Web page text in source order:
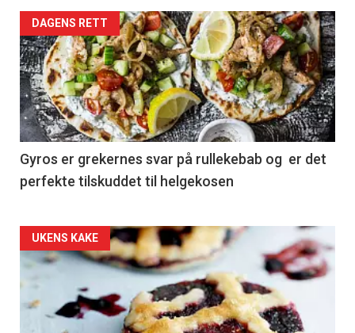
DAGENS RETT
Gyros er grekernes svar på rullekebab og er det
perfekte tilskuddet til helgekosen
Forsiden
akkurat
nå
UKENS KAKE